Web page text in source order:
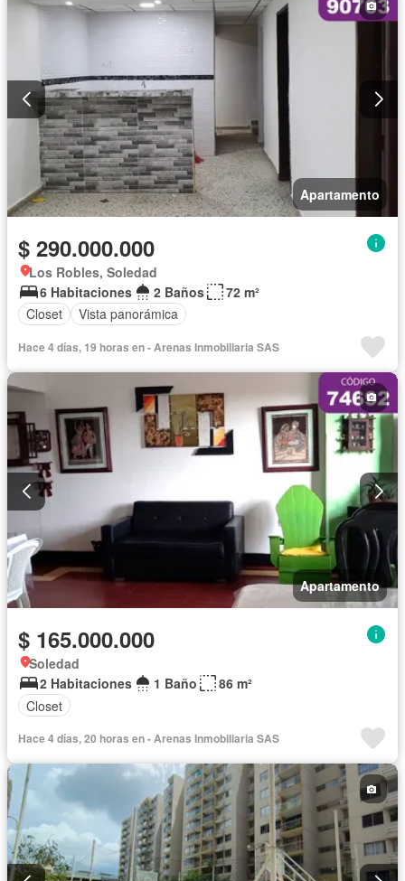
Apartamento
$ 290.000.000
Los Robles, Soledad
6 Habitaciones
2 Baños
72 m²
Closet
Vista panorámica
Hace 4 días, 19 horas en - Arenas Inmobiliaria SAS
Apartamento
$ 165.000.000
Soledad
2 Habitaciones
1 Baño
86 m²
Closet
Hace 4 días, 20 horas en - Arenas Inmobiliaria SAS